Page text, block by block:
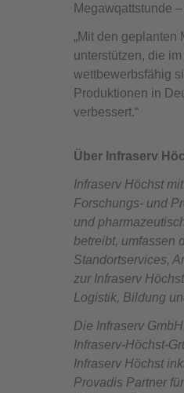
Megawqattstunde
„Mit den geplanten
unterstützen, die
wettbewerbsfähig
Produktionen in
verbessert.“
Über Infraserv
Infraserv Höchst
Forschungs- und
und
betreibt, umfassen
Standortservices,
zur Infraserv
Logistik, Bildung
Die Infraserv
Infraserv-Höchst-
Infraserv Höchst
Provadis Partner